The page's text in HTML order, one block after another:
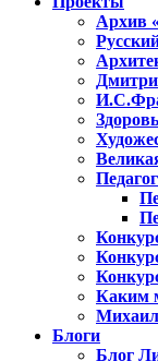
Архив
Каким
Блоги
Блог